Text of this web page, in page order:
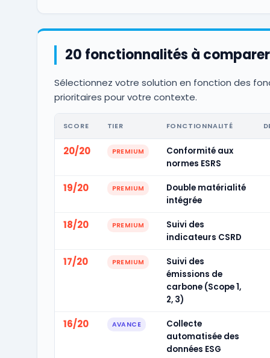
20 fonctionnalités à comparer
Sélectionnez votre solution en fonction des
prioritaires pour votre contexte.
SCORE TIER FONCTIONNALITÉ
20/20 PREMIUM
Conformité aux
normes ESRS
19/20 PREMIUM
Double matérialité
intégrée
18/20 PREMIUM
Suivi des
indicateurs CSRD
17/20 PREMIUM
Suivi des
émissions de
carbone (Scope 1,
2, 3)
16/20 AVANCE
Collecte
automatisée des
données ESG